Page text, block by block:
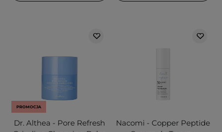
PROMOCJA
Dr. Althea - Pore Refresh
Nacomi - Copper Peptide